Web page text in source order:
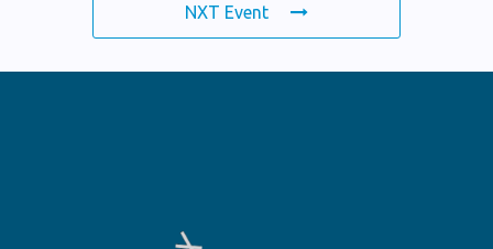
NXT Event